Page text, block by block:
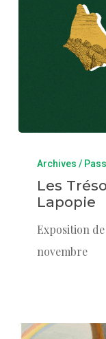
Archives /
Les
Lapopie
Exposition de
novembre